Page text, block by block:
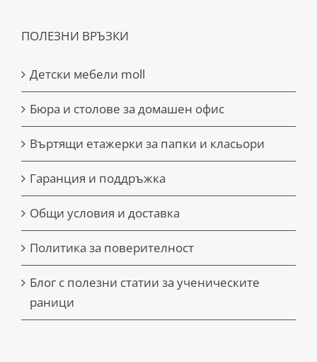
ПОЛЕЗНИ ВРЪЗКИ
Детски мебели moll
Бюра и столове за домашен офис
Въртящи етажерки за папки и класьори
Гаранция и поддръжка
Общи условия и доставка
Политика за поверителност
Блог с полезни статии за ученическите
раници